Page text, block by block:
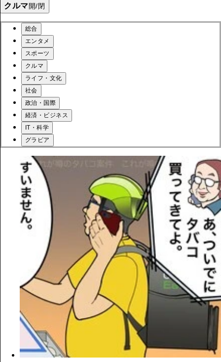
クルマ開/閉
総合
エンタメ
スポーツ
クルマ
ライフ・文化
社会
政治・国際
経済・ビジネス
IT・科学
グラビア